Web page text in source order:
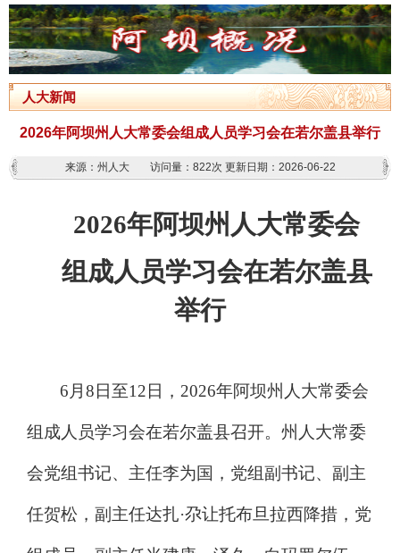
人大新闻
2026年阿坝州人大常委会组成人员学习会在若尔盖县举行
来源：州人大 访问量： 822次 更新日期：2026-06-22
2026年阿坝州人大常委会
组成人员学习会在若尔盖县
举行
6月8 日至12日，2026年阿坝州人大常委会
组成人员学习会在若尔盖县召开。 州人大常委
会党组书记、主任李为国， 党组副书记、副主
任贺松， 副主任达扎·尕让托布旦拉西降措 ，党